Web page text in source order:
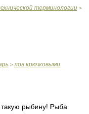
терминологии >
> лов крючковыми
рыбину! Рыба